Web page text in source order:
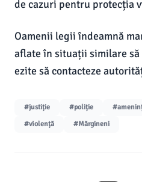
de cazuri pentru protecția
Oamenii legii îndeamnă
aflate în situații similare
ezite să contacteze
#justiție #poliție
#violență
#Mărgineni